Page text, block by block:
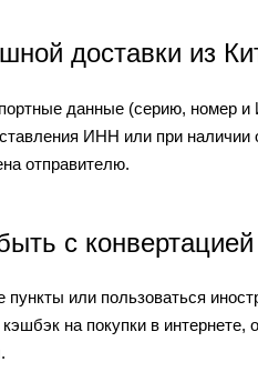
доставки из
данные (серию, номер
ИНН или при наличии
отправителю.
с
или пользоваться
на покупки в интернете,